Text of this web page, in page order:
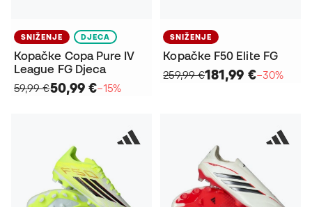
SNIŽENJE DJECA
Kopačke Copa Pure IV
League FG Djeca
59,99 €50,99 €−15%
SNIŽENJE
Kopačke F50 Elite FG
259,99 €181,99 €−30%